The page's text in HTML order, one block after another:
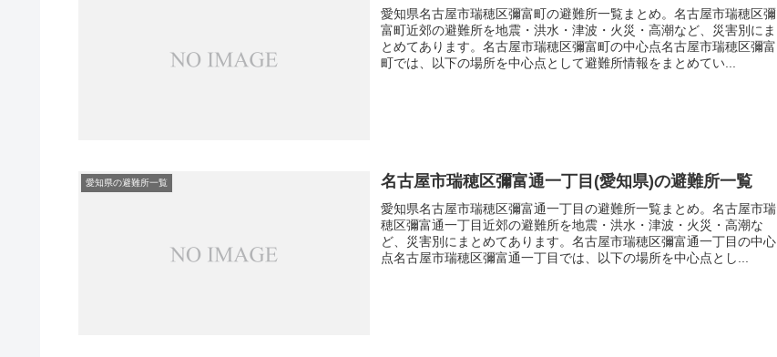
愛知県名古屋市瑞穂区彌富町の避難所一覧まとめ。名古屋市瑞穂区彌
富町近郊の避難所を地震・洪水・津波・火災・高潮など、災害別にま
とめてあります。名古屋市瑞穂区彌富町の中心点名古屋市瑞穂区彌富
町では、以下の場所を中心点として避難所情報をまとめてい...
愛知県の避難所一覧 名古屋市瑞穂区彌富通一丁目(愛知県)の避難所一覧
愛知県名古屋市瑞穂区彌富通一丁目の避難所一覧まとめ。名古屋市瑞
穂区彌富通一丁目近郊の避難所を地震・洪水・津波・火災・高潮な
ど、災害別にまとめてあります。名古屋市瑞穂区彌富通一丁目の中心
点名古屋市瑞穂区彌富通一丁目では、以下の場所を中心点とし...